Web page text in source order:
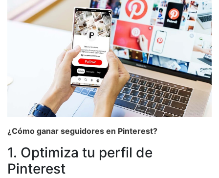
¿Cómo ganar seguidores en Pinterest?
1. Optimiza tu perfil de
Pinterest